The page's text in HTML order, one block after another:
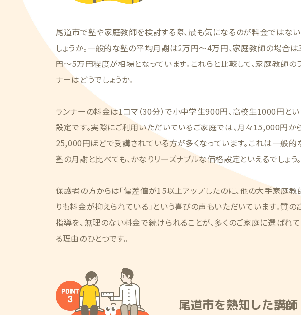
尾道市で塾や家庭教師を検討する際、最も気になるのが料金ではな
しょうか。一般的な塾の平均月謝は2万円〜4万円、家庭教師の場合は
円〜5万円程度が相場となっています。これらと比較して、家庭教師の
ナーはどうでしょうか。
ランナーの料金は1コマ（30分）で小中学生900円、高校生1000円とい
設定です。実際にご利用いただいているご家庭では、月々15,000円か
25,000円ほどで受講されている方が多くなっています。これは一般的
塾の月謝と比べても、かなりリーズナブルな価格設定といえるでしょう。
保護者の方からは「偏差値が15以上アップしたのに、他の大手家庭教
りも料金が抑えられている」という喜びの声もいただいています。質の
指導を、無理のない料金で続けられることが、多くのご家庭に選ばれ
る理由のひとつです。
尾道市を熟知した講師